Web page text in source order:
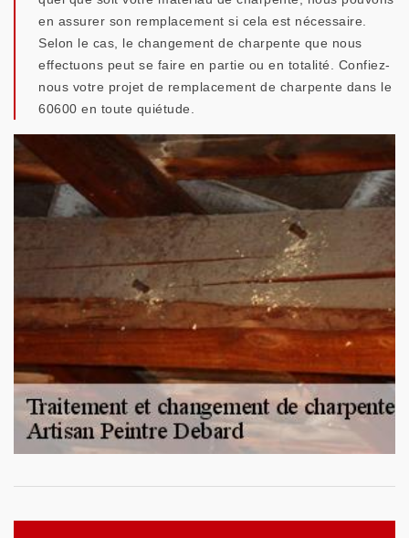
en assurer son remplacement si cela est nécessaire.
Selon le cas, le changement de charpente que nous
effectuons peut se faire en partie ou en totalité. Confiez-
nous votre projet de remplacement de charpente dans le
60600 en toute quiétude.